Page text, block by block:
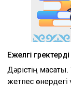
Ежелгі
Дәрістің
жетпес өнердегі